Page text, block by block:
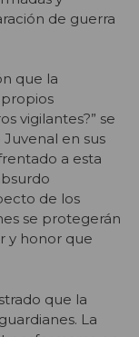
de guerra
que la
vigilantes?” se
en sus
a esta
de los
se protegerán
y honor que
que la
La